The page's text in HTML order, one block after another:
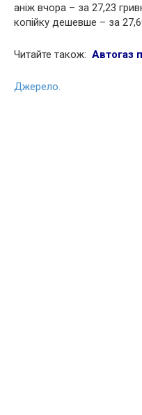
аніж вчора – за 27,23
копійку дешевше – за
Читайте також: Автогаз
Джерело.